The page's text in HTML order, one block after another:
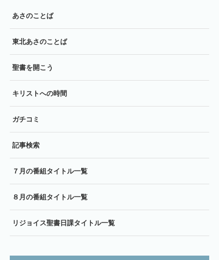
あさのことば
東北あさのことば
聖書を開こう
キリストへの時間
ガチコミ
記事検索
７月の番組タイトル一覧
８月の番組タイトル一覧
リジョイス聖書日課タイトル一覧